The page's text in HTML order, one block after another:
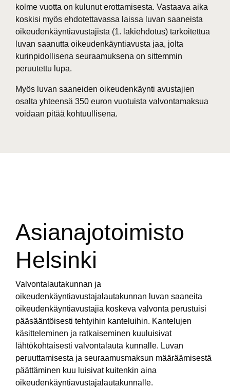
kolme vuotta on kulunut erottamisesta. Vastaava aika
koskisi myös ehdotettavassa laissa luvan saaneista
oikeudenkäyntiavustajista (1. lakiehdotus) tarkoitettua
luvan saanutta oikeudenkäyntiavusta jaa, jolta
kurinpidollisena seuraamuksena on sittemmin
peruutettu lupa.
Myös luvan saaneiden oikeudenkäynti avustajien
osalta yhteensä 350 euron vuotuista valvontamaksua
voidaan pitää kohtuullisena.
Asianajotoimisto
Helsinki
Valvontalautakunnan ja
oikeudenkäyntiavustajalautakunnan luvan saaneita
oikeudenkäyntiavustajia koskeva valvonta perustuisi
pääsääntöisesti tehtyihin kanteluihin. Kantelujen
käsitteleminen ja ratkaiseminen kuuluisivat
lähtökohtaisesti valvontalauta kunnalle. Luvan
peruuttamisesta ja seuraamusmaksun määräämisestä
päättäminen kuu luisivat kuitenkin aina
oikeudenkäyntiavustajalautakunnalle.